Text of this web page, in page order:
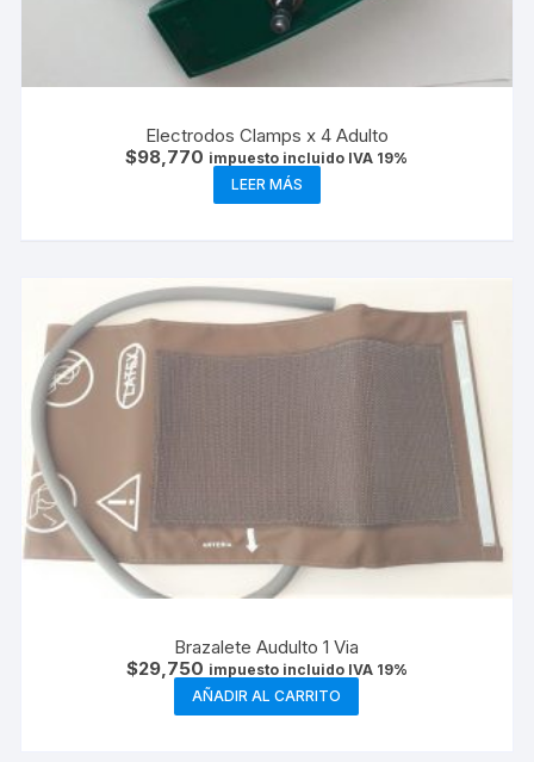
Electrodos Clamps x 4 Adulto
$98,770 impuesto incluido IVA 19%
LEER MÁS
Brazalete Audulto 1 Via
$29,750 impuesto incluido IVA 19%
AÑADIR AL CARRITO